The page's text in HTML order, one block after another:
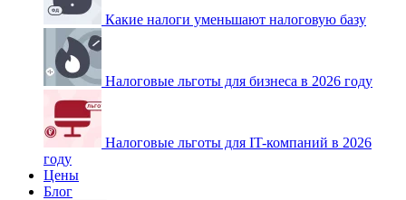
Какие налоги уменьшают налоговую базу
Налоговые льготы для бизнеса в 2026 году
Налоговые льготы для IT-компаний в 2026
году
Цены
Блог